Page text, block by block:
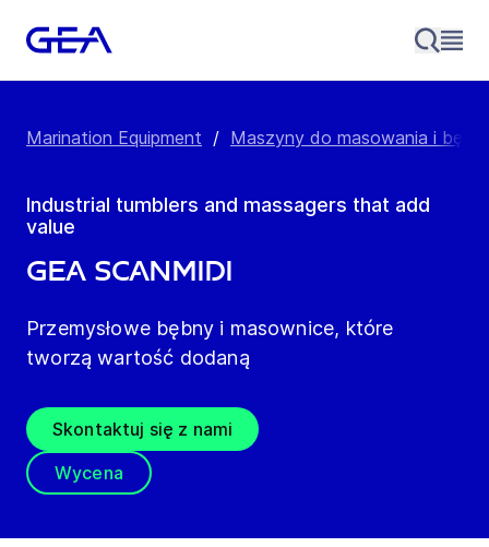
Marination Equipment / Maszyny do masowania i
Industrial tumblers and massagers that add
value
GEA ScanMidi
Przemysłowe bębny i masownice, które
tworzą wartość dodaną
Skontaktuj się z nami
Wycena